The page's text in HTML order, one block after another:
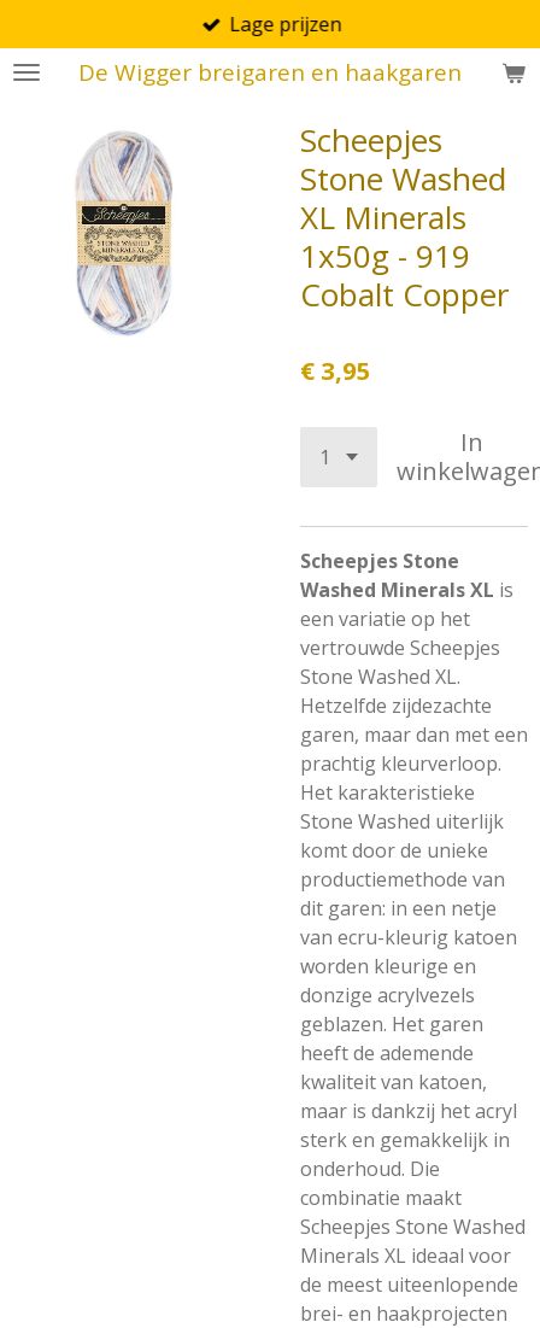
direct
naar
hoofdinhoud
De Wigger breigaren en haakgaren
Lage prijzen
Scheepjes
Stone Washed
XL Minerals
1x50g - 919
Cobalt Copper
€ 3,95
In
Scheepjes Stone
Washed Minerals XL is
een variatie op het
vertrouwde Scheepjes
Stone Washed XL.
Hetzelfde zijdezachte
garen, maar dan met een
prachtig kleurverloop.
Het karakteristieke
Stone Washed uiterlijk
komt door de unieke
productiemethode van
dit garen: in een netje
van ecru-kleurig katoen
worden kleurige en
donzige acrylvezels
geblazen. Het garen
heeft de ademende
kwaliteit van katoen,
maar is dankzij het acryl
sterk en gemakkelijk in
onderhoud. Die
combinatie maakt
Scheepjes Stone Washed
Minerals XL ideaal voor
de meest uiteenlopende
brei- en haakprojecten